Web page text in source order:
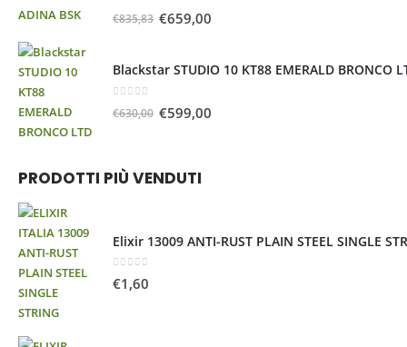
€835,83 €659,00
Blackstar STUDIO 10 KT88 EMERALD BRONCO
€630,00 €599,00
PRODOTTI PIÙ VENDUTI
Elixir 13009 ANTI-RUST PLAIN STEEL SINGLE
0Su 5
€1,60